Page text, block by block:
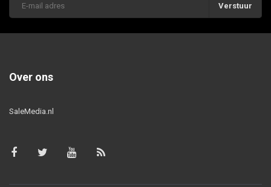
Verstuur
Over ons
SaleMedia.nl